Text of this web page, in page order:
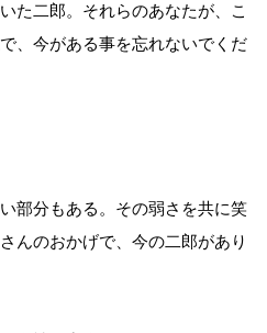
た二郎。それらのあなたが、こ
、今がある事を忘れないでくだ
部分もある。その弱さを共に笑
んのおかげで、今の二郎があり